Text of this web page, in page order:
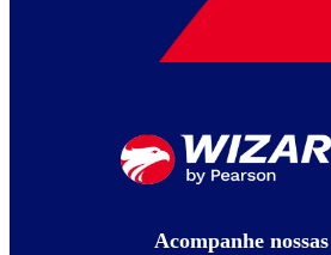
Acompanhe nossas